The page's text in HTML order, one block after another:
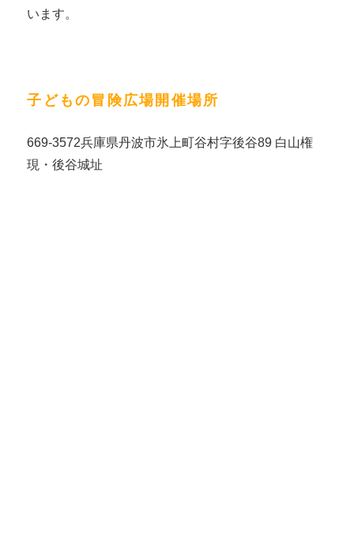
います。
子どもの冒険広場開催場所
669-3572兵庫県丹波市氷上町谷村字後谷89 白山権
現・後谷城址